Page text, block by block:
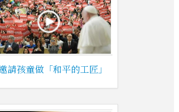
請孩童做「和平的工匠」